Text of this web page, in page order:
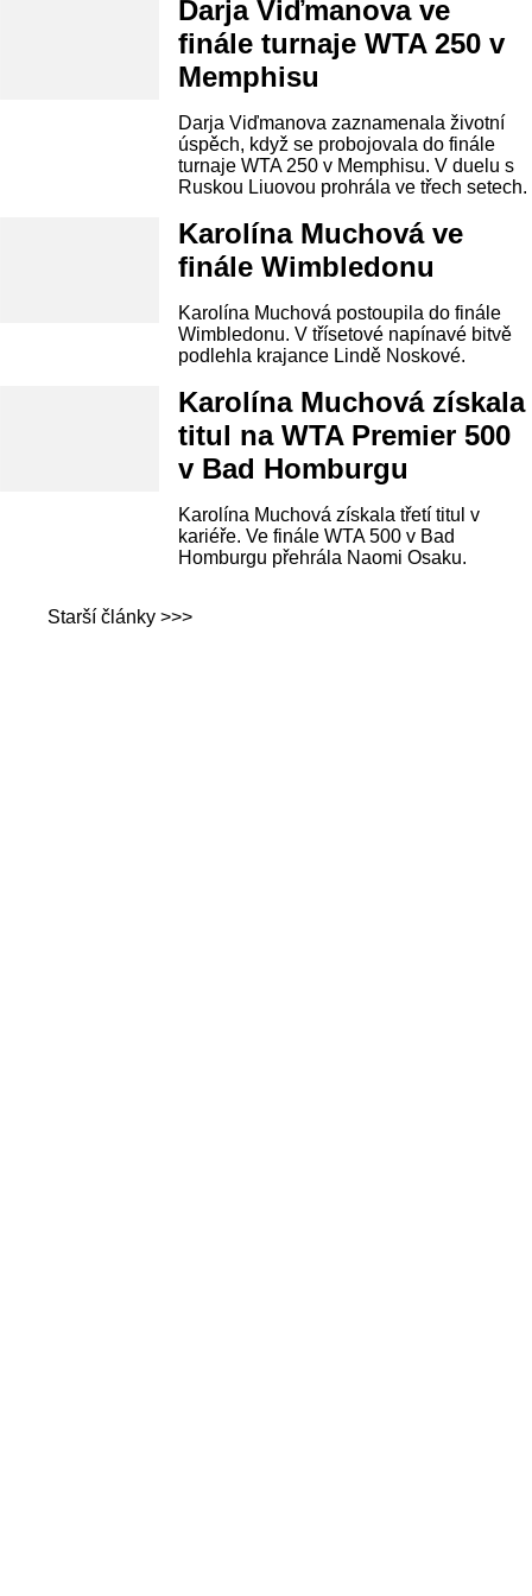
Darja Viďmanova ve
finále turnaje WTA 250 v
Memphisu
Darja Viďmanova zaznamenala životní
úspěch, když se probojovala do finále
turnaje WTA 250 v Memphisu. V duelu s
Ruskou Liuovou prohrála ve třech setech.
Karolína Muchová ve
finále Wimbledonu
Karolína Muchová postoupila do finále
Wimbledonu. V třísetové napínavé bitvě
podlehla krajance Lindě Noskové.
Karolína Muchová získala
titul na WTA Premier 500
v Bad Homburgu
Karolína Muchová získala třetí titul v
kariéře. Ve finále WTA 500 v Bad
Homburgu přehrála Naomi Osaku.
Starší články >>>